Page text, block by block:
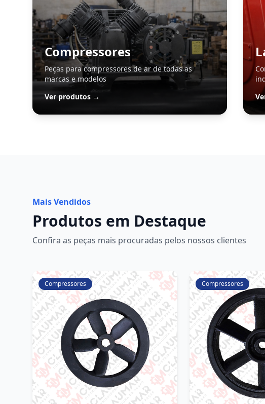
Compressores
Peças para compressores de ar de todas as
marcas e modelos
Ver produtos →
Mais Vendidos
Produtos em Destaque
Confira as peças mais procuradas pelos nossos clientes
Compressores Compressores